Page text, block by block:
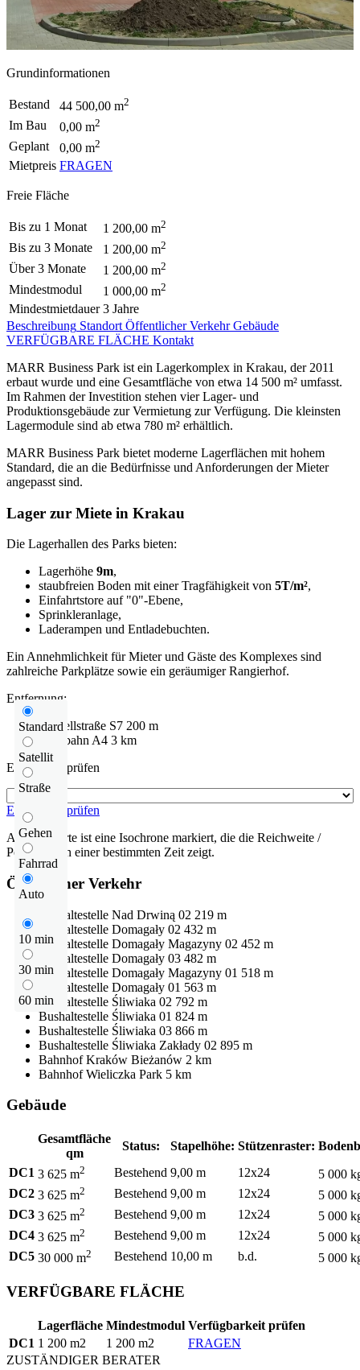
Grundinformationen
Bestand 44 500,00 m2
Im Bau 0,00 m2
Geplant 0,00 m2
Mietpreis FRAGEN
Freie Fläche
Bis zu 1 Monat 1 200,00 m2
Bis zu 3 Monate 1 200,00 m2
Über 3 Monate 1 200,00 m2
Mindestmodul 1 000,00 m2
Mindestmietdauer 3 Jahre
Beschreibung Standort Öffentlicher Verkehr Gebäude
VERFÜGBARE FLÄCHE Kontakt
MARR Business Park ist ein Lagerkomplex in Krakau, der 2011
erbaut wurde und eine Gesamtfläche von etwa 14 500 m² umfasst.
Im Rahmen der Investition stehen vier Lager- und
Produktionsgebäude zur Vermietung zur Verfügung. Die kleinsten
Lagermodule sind ab etwa 780 m² erhältlich.
MARR Business Park bietet moderne Lagerflächen mit hohem
Standard, die an die Bedürfnisse und Anforderungen der Mieter
angepasst sind.
Lager zur Miete in Krakau
Die Lagerhallen des Parks bieten:
Lagerhöhe 9m,
staubfreien Boden mit einer Tragfähigkeit von 5T/m²,
Einfahrtstore auf "0"-Ebene,
Sprinkleranlage,
Laderampen und Entladebuchten.
Ein Annehmlichkeit für Mieter und Gäste des Komplexes sind
zahlreiche Parkplätze sowie ein geräumiger Rangierhof.
Standard
Satellit
Straße
Gehen
Fahrrad
Auto
10 min
30 min
60 min
Entfernung:
Schnellstraße S7 200 m
Autobahn A4 3 km
Entfernung prüfen
Entfernung prüfen
Auf der Karte ist eine Isochrone markiert, die die Reichweite /
Pendelzeit in einer bestimmten Zeit zeigt.
Öffentlicher Verkehr
Bushaltestelle Nad Drwiną 02 219 m
Bushaltestelle Domagały 02 432 m
Bushaltestelle Domagały Magazyny 02 452 m
Bushaltestelle Domagały 03 482 m
Bushaltestelle Domagały Magazyny 01 518 m
Bushaltestelle Domagały 01 563 m
Bushaltestelle Śliwiaka 02 792 m
Bushaltestelle Śliwiaka 01 824 m
Bushaltestelle Śliwiaka 03 866 m
Bushaltestelle Śliwiaka Zakłady 02 895 m
Bahnhof Kraków Bieżanów 2 km
Bahnhof Wieliczka Park 5 km
Gebäude
Gesamtfläche
qm
Status: Stapelhöhe: Stützenraster:
DC1 3 625 m2 Bestehend 9,00 m 12x24
5 000
DC2 3 625 m2 Bestehend 9,00 m 12x24
5 000
DC3 3 625 m2 Bestehend 9,00 m 12x24
5 000
DC4 3 625 m2 Bestehend 9,00 m 12x24
5 000
DC5 30 000 m2 Bestehend 10,00 m b.d. 5 000
VERFÜGBARE FLÄCHE
Lagerfläche Mindestmodul Verfügbarkeit prüfen
DC1 1 200 m2 1 200 m2
FRAGEN
ZUSTÄNDIGER BERATER